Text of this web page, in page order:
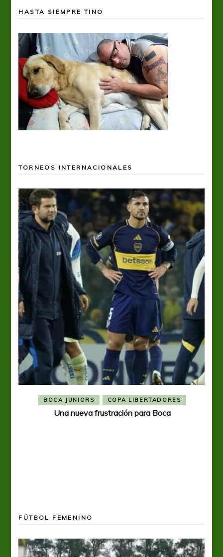
HASTA SIEMPRE TINO
TORNEOS INTERNACIONALES
BOCA JUNIORS COPA LIBERTADORES
Una nueva frustración para Boca
FÚTBOL FEMENINO